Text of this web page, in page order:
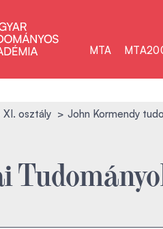
MTA
XI. osztály John Kormendy